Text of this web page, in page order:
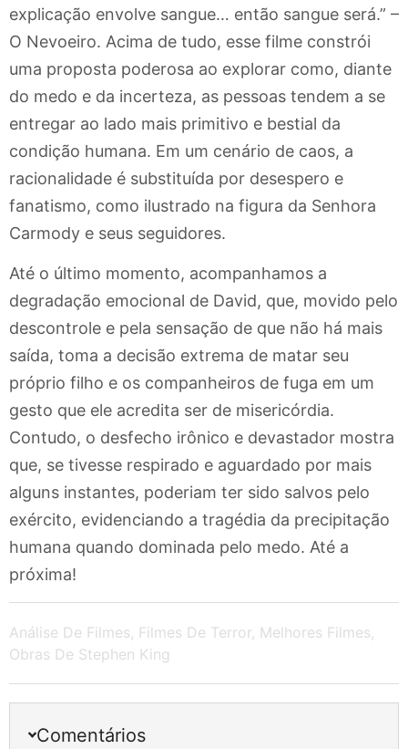
explicação envolve sangue… então sangue será.” –
O Nevoeiro. Acima de tudo, esse filme constrói
uma proposta poderosa ao explorar como, diante
do medo e da incerteza, as pessoas tendem a se
entregar ao lado mais primitivo e bestial da
condição humana. Em um cenário de caos, a
racionalidade é substituída por desespero e
fanatismo, como ilustrado na figura da Senhora
Carmody e seus seguidores.
Até o último momento, acompanhamos a
degradação emocional de David, que, movido pelo
descontrole e pela sensação de que não há mais
saída, toma a decisão extrema de matar seu
próprio filho e os companheiros de fuga em um
gesto que ele acredita ser de misericórdia.
Contudo, o desfecho irônico e devastador mostra
que, se tivesse respirado e aguardado por mais
alguns instantes, poderiam ter sido salvos pelo
exército, evidenciando a tragédia da precipitação
humana quando dominada pelo medo. Até a
próxima!
Análise De Filmes Filmes De Terror Melhores Filmes
Obras De Stephen King
Comentários